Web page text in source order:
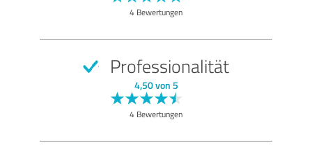
4 Bewertungen
Professionalität
4,50 von 5
4 Bewertungen